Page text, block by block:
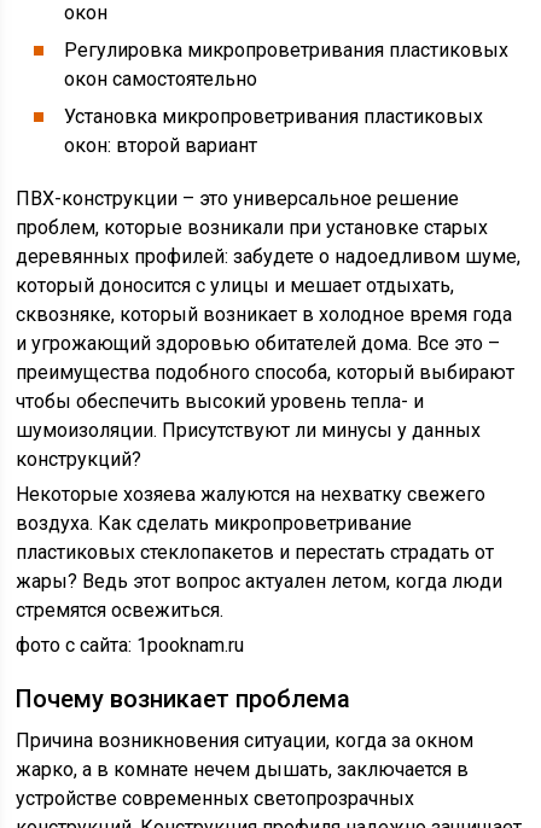
окон
Регулировка микропроветривания пластиковых
окон самостоятельно
Установка микропроветривания пластиковых
окон: второй вариант
ПВХ-конструкции – это универсальное решение
проблем, которые возникали при установке старых
деревянных профилей: забудете о надоедливом шуме,
который доносится с улицы и мешает отдыхать,
сквозняке, который возникает в холодное время года
и угрожающий здоровью обитателей дома. Все это –
преимущества подобного способа, который выбирают
чтобы обеспечить высокий уровень тепла- и
шумоизоляции. Присутствуют ли минусы у данных
конструкций?
Некоторые хозяева жалуются на нехватку свежего
воздуха. Как сделать микропроветривание
пластиковых стеклопакетов и перестать страдать от
жары? Ведь этот вопрос актуален летом, когда люди
стремятся освежиться.
фото с сайта: 1pooknam.ru
Почему возникает проблема
Причина возникновения ситуации, когда за окном
жарко, а в комнате нечем дышать, заключается в
устройстве современных светопрозрачных